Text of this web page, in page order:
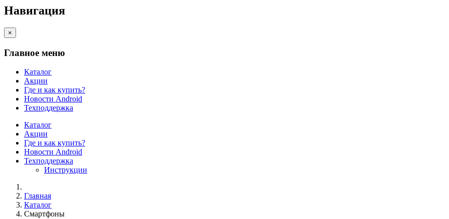
Навигация
×
Главное меню
Каталог
Акции
Где и как купить?
Новости Android
Техподдержка
Каталог
Акции
Где и как купить?
Новости Android
Техподдержка
Инструкции
Главная
Каталог
Смартфоны